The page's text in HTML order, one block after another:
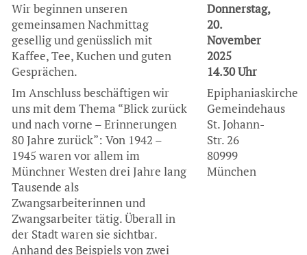
Wir beginnen unseren
gemeinsamen Nachmittag
gesellig und genüsslich mit
Kaffee, Tee, Kuchen und guten
Gesprächen.
Im Anschluss beschäftigen wir
uns mit dem Thema “Blick zurück
und nach vorne – Erinnerungen
80 Jahre zurück”: Von 1942 –
1945 waren vor allem im
Münchner Westen drei Jahre lang
Tausende als
Zwangsarbeiterinnen und
Zwangsarbeiter tätig. Überall in
der Stadt waren sie sichtbar.
Anhand des Beispiels von zwei
Donnerstag,
20.
November
2025
14.30 Uhr
Epiphaniaskirche
Gemeindehaus
St. Johann-
Str. 26
80999
München